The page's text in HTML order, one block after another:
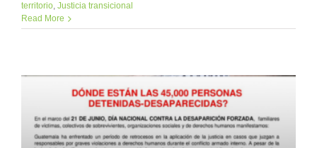
territorio, Justicia transicional
Read More